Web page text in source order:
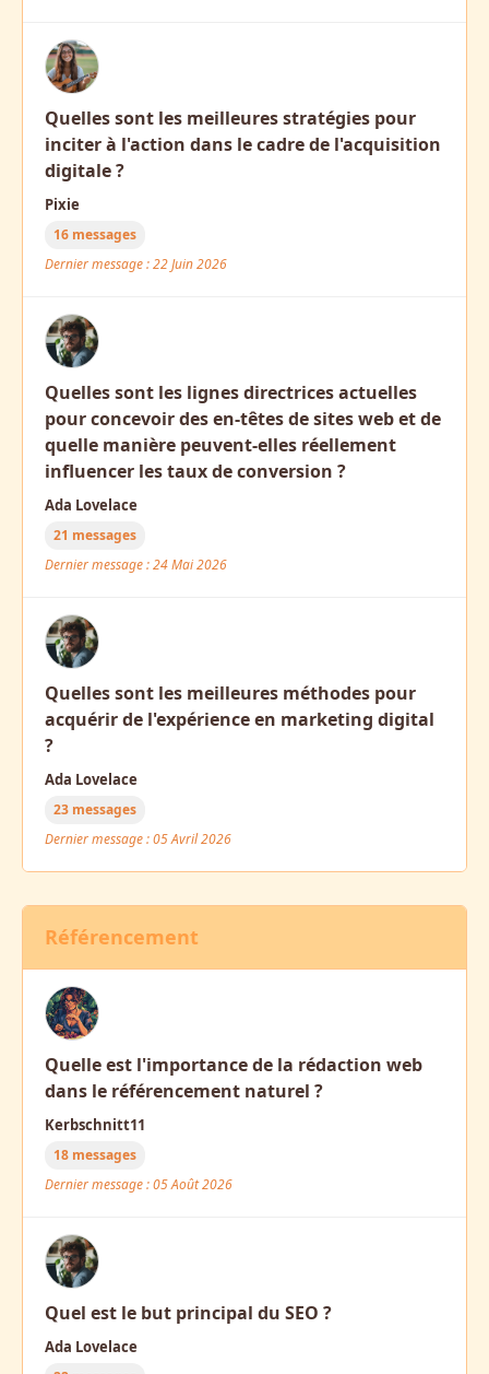
Quelles sont les meilleures stratégies pour
inciter à l'action dans le cadre de l'acquisition
digitale ?
Pixie
16 messages
Dernier message : 22 Juin 2026
Quelles sont les lignes directrices actuelles
pour concevoir des en-têtes de sites web et de
quelle manière peuvent-elles réellement
influencer les taux de conversion ?
Ada Lovelace
21 messages
Dernier message : 24 Mai 2026
Quelles sont les meilleures méthodes pour
acquérir de l'expérience en marketing digital
?
Ada Lovelace
23 messages
Dernier message : 05 Avril 2026
Référencement
Quelle est l'importance de la rédaction web
dans le référencement naturel ?
Kerbschnitt11
18 messages
Dernier message : 05 Août 2026
Quel est le but principal du SEO ?
Ada Lovelace